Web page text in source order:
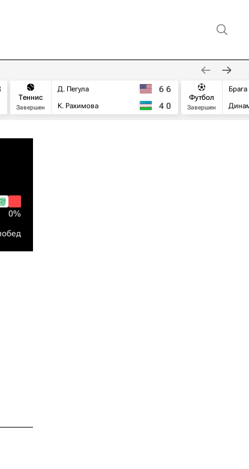
Теннис
Завершен
Д. Пегула
К. Рахимова
6 6
4 0
Футбол
Завершен
Брага
0%